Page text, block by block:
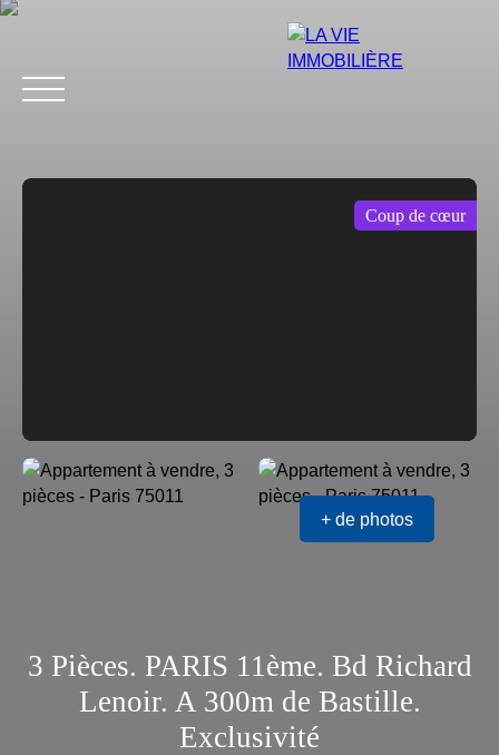
Estimation
Coup de cœur
+ de photos
3 Pièces. PARIS 11ème. Bd Richard
Lenoir. A 300m de Bastille.
Exclusivité